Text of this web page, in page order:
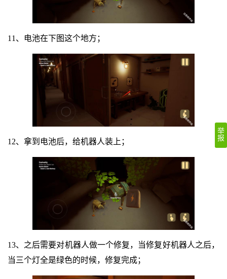
11、电池在下图这个地方；
12、拿到电池后，给机器人装上；
13、之后需要对机器人做一个修复，当修复好机器人之后，
当三个灯全是绿色的时候，修复完成；
举
报